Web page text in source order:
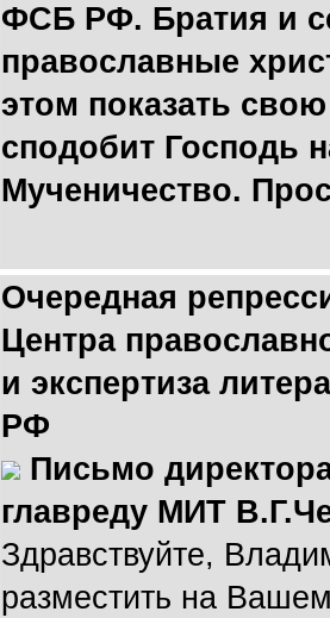
ФСБ РФ. Братия и
православные
этом показать
сподобит Господь
Мученичество.
Очередная
Центра
и экспертиза
РФ
Письмо
главреду МИТ
Здравствуйте,
разместить на